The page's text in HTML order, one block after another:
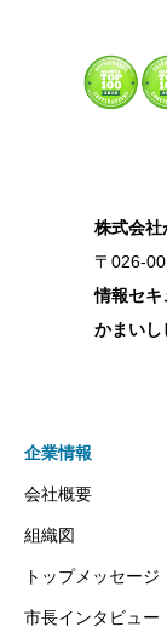
株式会社
〒026-
情報セキ
かまいし
企業情報
会社概要
組織図
トップメッセージ
市長インタビュー